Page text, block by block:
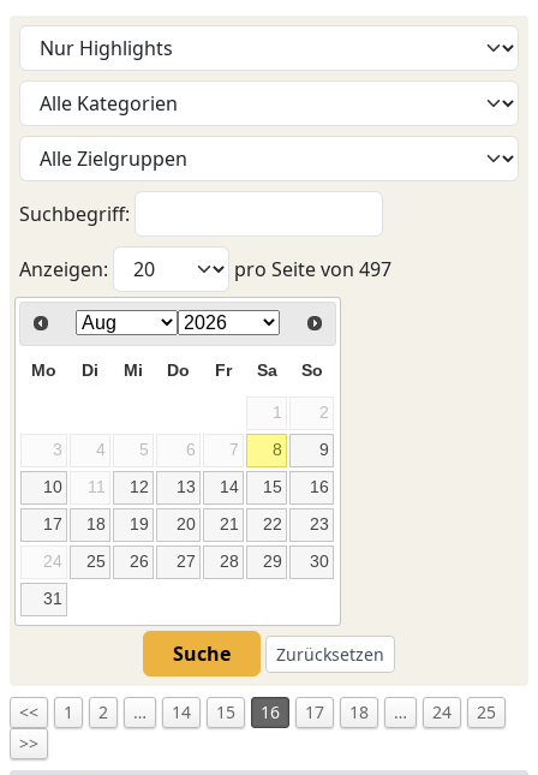
Suchbegriff:
Anzeigen: pro Seite von 497
Mo Di Mi Do Fr Sa So
1
2
3
4 5 6 7 8
9
10
11 12 13 14 15
16
17
18 19 20 21 22
23
24
25 26 27 28 29
30
31
Suche Zurücksetzen
<< 1 2 … 14 15 16 17 18 … 24
25
>>